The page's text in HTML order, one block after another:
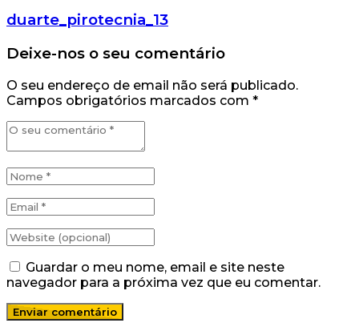
duarte_pirotecnia_13
Deixe-nos o seu comentário
O seu endereço de email não será publicado.
Campos obrigatórios marcados com *
Guardar o meu nome, email e site neste
navegador para a próxima vez que eu comentar.